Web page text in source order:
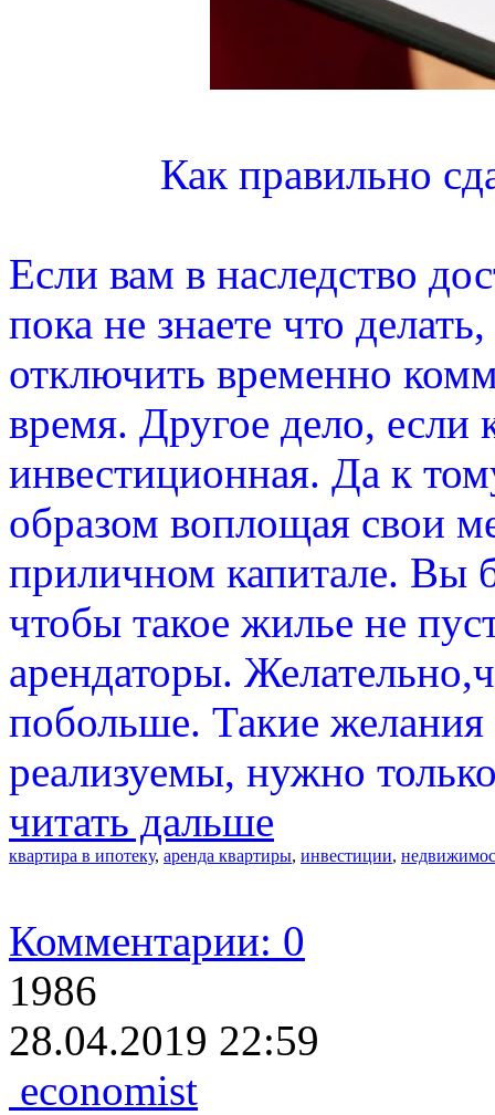
Как правильно
Если вам в наследство
пока не знаете что
отключить временно
время. Другое дело,
инвестиционная. Да к
образом воплощая свои
приличном капитале. Вы
чтобы такое жилье не
арендаторы.
побольше. Такие
реализуемы, нужно
читать дальше
квартира в ипотеку, аренда квартиры, инвестиции,
Комментарии: 0
1986
28.04.2019 22:59
economist